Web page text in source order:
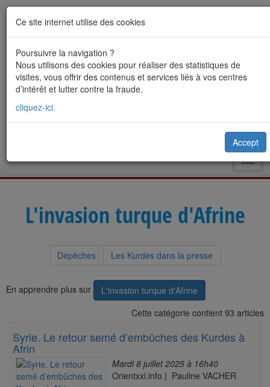
L'invasion turque d'Afrine
Dépêches Les Kurdes dans la presse
En apprendre plus sur
L'invasion turque d'Afrine
Cette catégorie contient 93 articles
Syrie. Le retour semé d’embûches des Kurdes à
Afrin
Mardi 8 juillet 2025 à 16h40
Orientxxi.info | Pauline VACHER
Ce site internet utilise des cookies
Poursuivre la navigation ?
Nous utilisons des cookies pour réaliser des statistiques de
visites, vous offrir des contenus et services liés à vos centres
d’intérêt et lutter contre la fraude.
cliquez-ici.
Accept